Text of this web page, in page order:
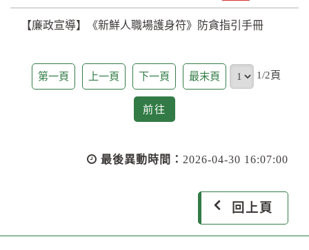
【廉政宣導】《新鮮人職場護身符》防貪指引手冊
第一頁 上一頁 下一頁 最末頁 頁
1/2頁
前往
往
最後異動時間： 2026-04-30 16:07:00
回上頁